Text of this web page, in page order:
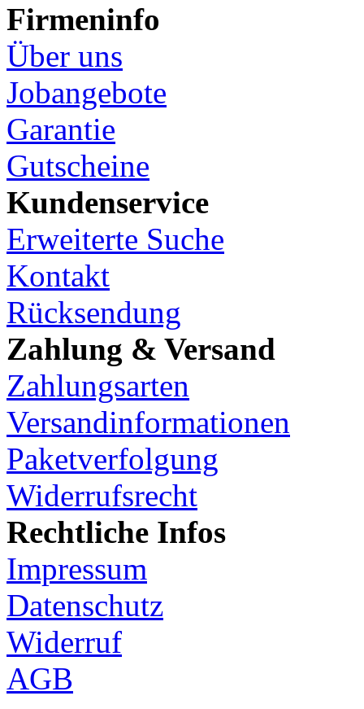
Firmeninfo
Über uns
Jobangebote
Garantie
Gutscheine
Kundenservice
Erweiterte Suche
Kontakt
Rücksendung
Zahlung & Versand
Zahlungsarten
Versandinformationen
Paketverfolgung
Widerrufsrecht
Rechtliche Infos
Impressum
Datenschutz
Widerruf
AGB